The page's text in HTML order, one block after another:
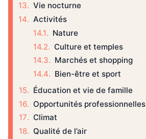
Vie nocturne
Activités
Nature
Culture et temples
Marchés et shopping
Bien-être et sport
Éducation et vie de famille
Opportunités professionnelles
Climat
Qualité de l’air